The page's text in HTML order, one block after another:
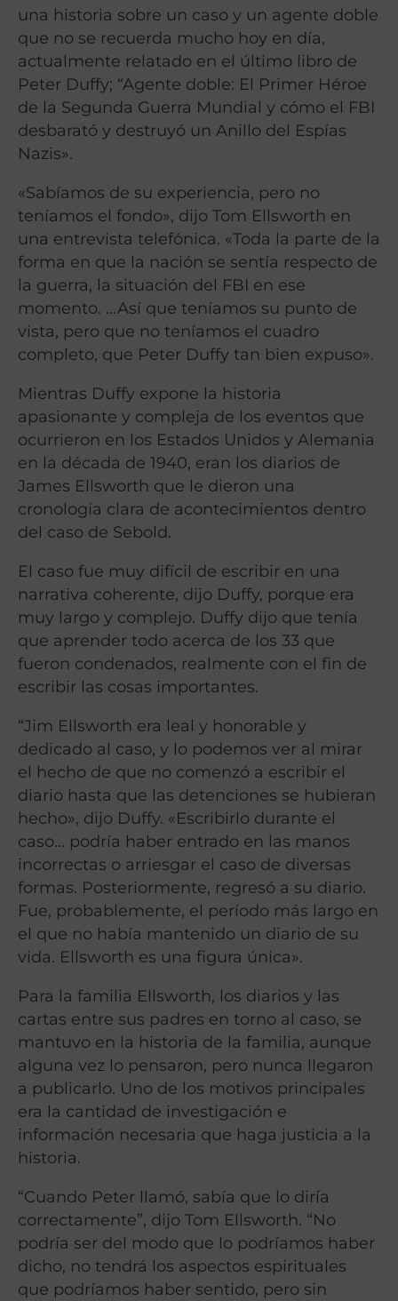
una historia sobre un caso y un agente doble
que no se recuerda mucho hoy en día,
actualmente relatado en el último libro de
Peter Duffy; “Agente doble: El Primer Héroe
de la Segunda Guerra Mundial y cómo el FBI
desbarató y destruyó un Anillo del Espías
Nazis».
«Sabíamos de su experiencia, pero no
teníamos el fondo», dijo Tom Ellsworth en
una entrevista telefónica. «Toda la parte de la
forma en que la nación se sentía respecto de
la guerra, la situación del FBI en ese
momento. …Así que teníamos su punto de
vista, pero que no teníamos el cuadro
completo, que Peter Duffy tan bien expuso».
Mientras Duffy expone la historia
apasionante y compleja de los eventos que
ocurrieron en los Estados Unidos y Alemania
en la década de 1940, eran los diarios de
James Ellsworth que le dieron una
cronología clara de acontecimientos dentro
del caso de Sebold.
El caso fue muy difícil de escribir en una
narrativa coherente, dijo Duffy, porque era
muy largo y complejo. Duffy dijo que tenía
que aprender todo acerca de los 33 que
fueron condenados, realmente con el fin de
escribir las cosas importantes.
“Jim Ellsworth era leal y honorable y
dedicado al caso, y lo podemos ver al mirar
el hecho de que no comenzó a escribir el
diario hasta que las detenciones se hubieran
hecho», dijo Duffy. «Escribirlo durante el
caso… podría haber entrado en las manos
incorrectas o arriesgar el caso de diversas
formas. Posteriormente, regresó a su diario.
Fue, probablemente, el período más largo en
el que no había mantenido un diario de su
vida. Ellsworth es una figura única».
Para la familia Ellsworth, los diarios y las
cartas entre sus padres en torno al caso, se
mantuvo en la historia de la familia, aunque
alguna vez lo pensaron, pero nunca llegaron
a publicarlo. Uno de los motivos principales
era la cantidad de investigación e
información necesaria que haga justicia a la
historia.
“Cuando Peter llamó, sabía que lo diría
correctamente”, dijo Tom Ellsworth. “No
podría ser del modo que lo podríamos haber
dicho, no tendrá los aspectos espirituales
que podríamos haber sentido, pero sin